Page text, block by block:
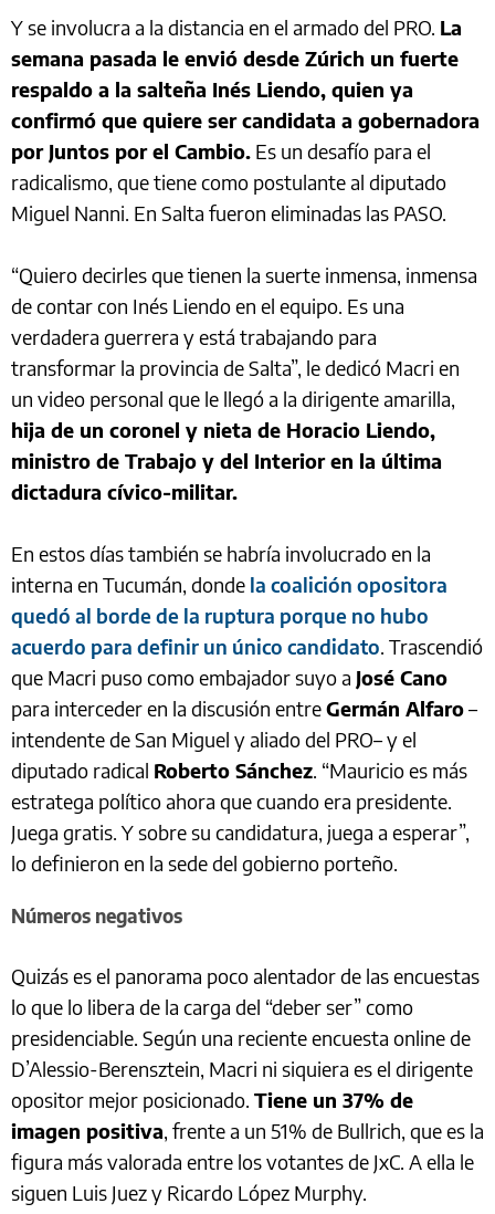
Y se involucra a la distancia en el armado del PRO. La
semana pasada le envió desde Zúrich un fuerte
respaldo a la salteña Inés Liendo, quien ya
confirmó que quiere ser candidata a gobernadora
por Juntos por el Cambio. Es un desafío para el
radicalismo, que tiene como postulante al diputado
Miguel Nanni. En Salta fueron eliminadas las PASO.
“Quiero decirles que tienen la suerte inmensa, inmensa
de contar con Inés Liendo en el equipo. Es una
verdadera guerrera y está trabajando para
transformar la provincia de Salta”, le dedicó Macri en
un video personal que le llegó a la dirigente amarilla,
hija de un coronel y nieta de Horacio Liendo,
ministro de Trabajo y del Interior en la última
dictadura cívico-militar.
En estos días también se habría involucrado en la
interna en Tucumán, donde la coalición opositora
quedó al borde de la ruptura porque no hubo
acuerdo para definir un único candidato . Trascendió
que Macri puso como embajador suyo a José Cano
para interceder en la discusión entreGermán Alfaro–
intendente de San Miguel y aliado del PRO– y el
diputado radical Roberto Sánchez . “Mauricio es más
estratega político ahora que cuando era presidente.
Juega gratis. Y sobre su candidatura, juega a esperar”,
lo definieron en la sede del gobierno porteño.
Números negativos
Quizás es el panorama poco alentador de las encuestas
lo que lo libera de la carga del “deber ser” como
presidenciable. Según una reciente encuesta online de
D’Alessio-Berensztein, Macri ni siquiera es el dirigente
opositor mejor posicionado. Tiene un 37% de
imagen positiva , frente a un 51% de Bullrich, que es la
figura más valorada entre los votantes de JxC. A ella le
siguen Luis Juez y Ricardo López Murphy.